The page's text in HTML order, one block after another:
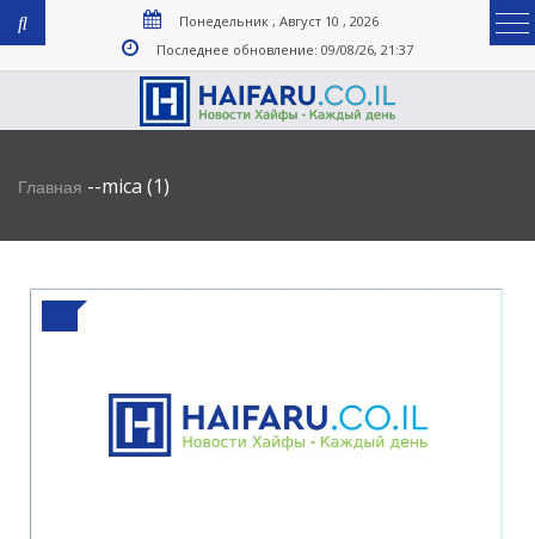
Понедельник , Август 10 , 2026
Последнее обновление: 09/08/26, 21:37
Главная --mica (1)